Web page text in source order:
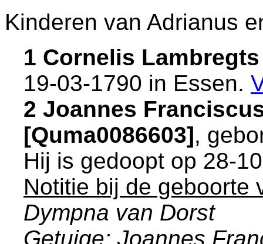
Kinderen van Adrianus
1 Cornelis
19-03-1790 in Essen.
2 Joannes
[Quma0086603],
Hij is gedoopt op 28-
Notitie bij de geboorte
Dympna van Dorst
Getuige: Joannes